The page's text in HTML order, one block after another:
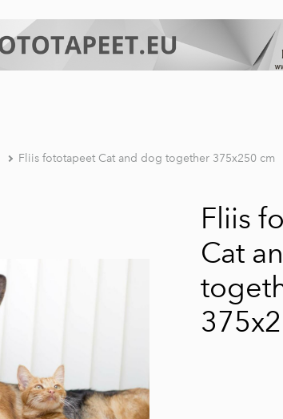
Fliis fototapeet Cat and dog together 375x250 cm
Fliis
Cat